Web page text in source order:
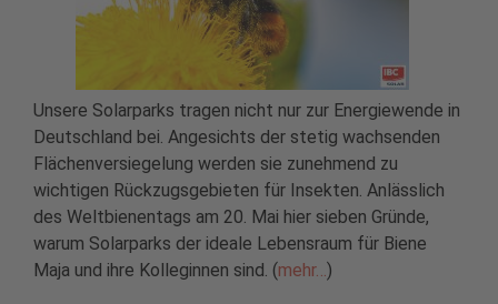
Unsere Solarparks tragen nicht nur zur Energiewende in
Deutschland bei. Angesichts der stetig wachsenden
Flächenversiegelung werden sie zunehmend zu
wichtigen Rückzugsgebieten für Insekten. Anlässlich
des Weltbienentags am 20. Mai hier sieben Gründe,
warum Solarparks der ideale Lebensraum für Biene
Maja und ihre Kolleginnen sind. (mehr… )